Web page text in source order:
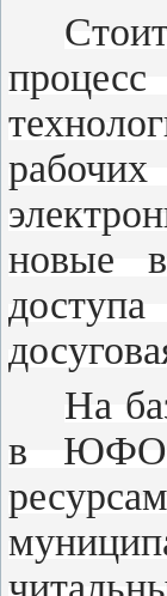
новые
На
в ЮФО